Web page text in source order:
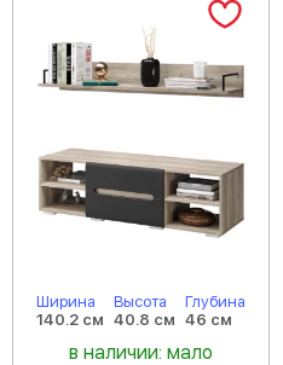
Ширина
140.2 см
Высота
40.8 см
Глубина
46 см
в наличии: мало